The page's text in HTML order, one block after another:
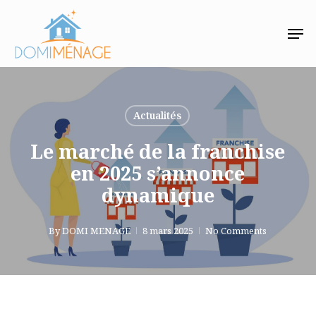
main
content
Actualités
Le marché de la franchise
en 2025 s’annonce
dynamique
ByDOMI MENAGE 8 mars 2025 No Comments